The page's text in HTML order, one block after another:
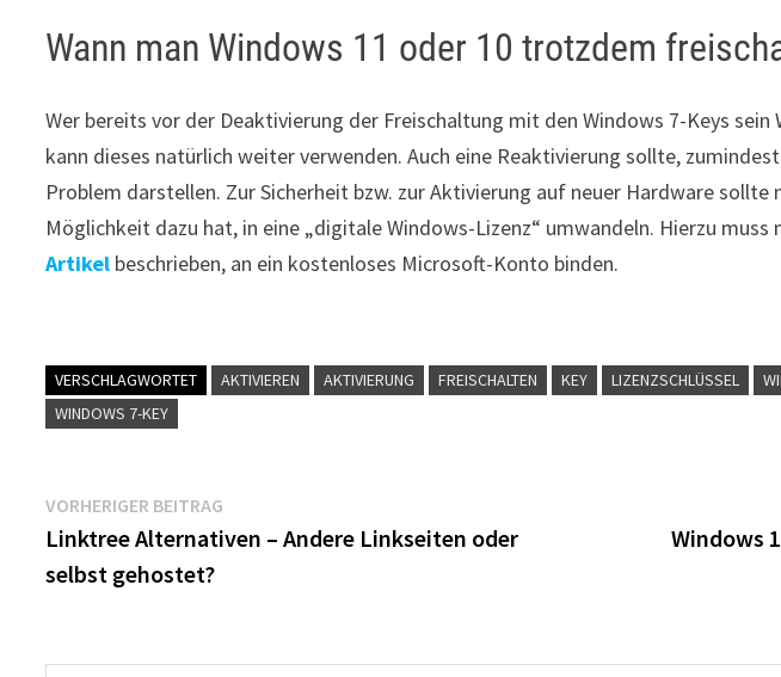
Wann man Windows 11 oder 10 trotzdem
Wer bereits vor der Deaktivierung der Freischaltung mit den Windows 7-Keys
kann dieses natürlich weiter verwenden. Auch eine Reaktivierung sollte,
Problem darstellen. Zur Sicherheit bzw. zur Aktivierung auf neuer Hardware sollte
Möglichkeit dazu hat, in eine „digitale Windows-Lizenz“ umwandeln. Hierzu muss
Artikel beschrieben, an ein kostenloses Microsoft-Konto binden.
VERSCHLAGWORTET AKTIVIEREN AKTIVIERUNG FREISCHALTEN KEY LIZENZSCHLÜSSEL
WINDOWS 7-KEY
Beitragsnavigation
VORHERIGER BEITRAG
Beitrag:
Linktree Alternativen – Andere Linkseiten oder
selbst gehostet?
Windows